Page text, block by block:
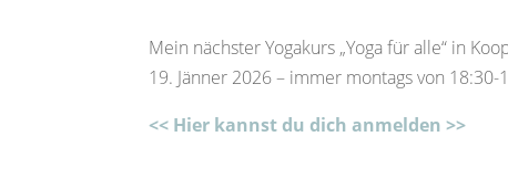
Mein nächster Yogakurs „Yoga für alle“ in
19. Jänner 2026 – immer montags von 18:30-
<< Hier kannst du dich anmelden >>